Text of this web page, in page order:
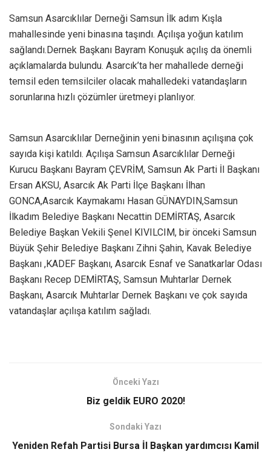
Samsun Asarcıklılar Derneği Samsun İlk adım Kışla
mahallesinde yeni binasına taşındı. Açılışa yoğun katılım
sağlandı.Dernek Başkanı Bayram Konuşuk açılış da önemli
açıklamalarda bulundu. Asarcık’ta her mahallede derneği
temsil eden temsilciler olacak mahalledeki vatandaşların
sorunlarına hızlı çözümler üretmeyi planlıyor.
Samsun Asarcıklılar Derneğinin yeni binasının açılışına çok
sayıda kişi katıldı. Açılışa Samsun Asarcıklılar Derneği
Kurucu Başkanı Bayram ÇEVRİM, Samsun Ak Parti İl Başkanı
Ersan AKSU, Asarcık Ak Parti İlçe Başkanı İlhan
GONCA,Asarcık Kaymakamı Hasan GÜNAYDIN,Samsun
İlkadım Belediye Başkanı Necattin DEMİRTAŞ, Asarcık
Belediye Başkan Vekili Şenel KIVILCIM, bir önceki Samsun
Büyük Şehir Belediye Başkanı Zihni Şahin, Kavak Belediye
Başkanı ,KADEF Başkanı, Asarcık Esnaf ve Sanatkarlar Odası
Başkanı Recep DEMİRTAŞ, Samsun Muhtarlar Dernek
Başkanı, Asarcık Muhtarlar Dernek Başkanı ve çok sayıda
vatandaşlar açılışa katılım sağladı.
Önceki Yazı
Biz geldik EURO 2020!
Sondaki Yazı
Yeniden Refah Partisi Bursa İl Başkan yardımcısı Kamil